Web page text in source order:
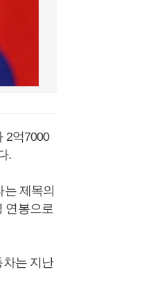
2억7000
.
제목의
연봉으로
는 지난